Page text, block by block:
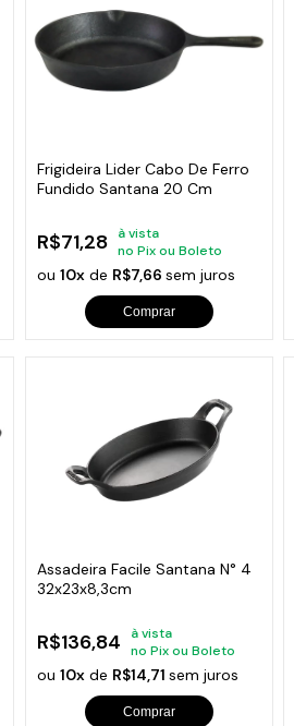
Frigideira Lider Cabo De Ferro
Fundido Santana 20 Cm
R$71,28
à vista
no Pix ou Boleto
ou 10xde R$7,66 sem juros
Comprar
Assadeira Facile Santana N° 4
32x23x8,3cm
R$136,84
à vista
no Pix ou Boleto
ou 10xde R$14,71 sem juros
Comprar